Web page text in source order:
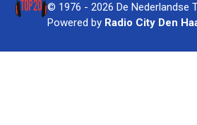
© 1976 - 2026 De Nederlandse
Powered by Radio City Den